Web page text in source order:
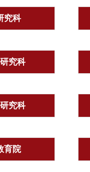
究科
究科
究科
育院